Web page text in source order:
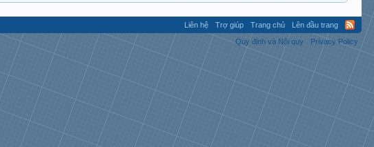
Liên hệ Trợ giúp Trang chủ
Lên đầu trang
Quy định và Nội quy
Privacy Policy